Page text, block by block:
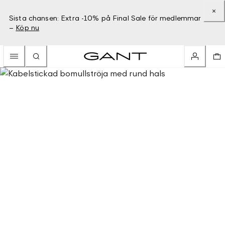
Sista chansen: Extra -10% på Final Sale för medlemmar
– Köp nu